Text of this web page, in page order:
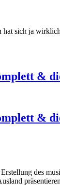
sich ja
&
&
des